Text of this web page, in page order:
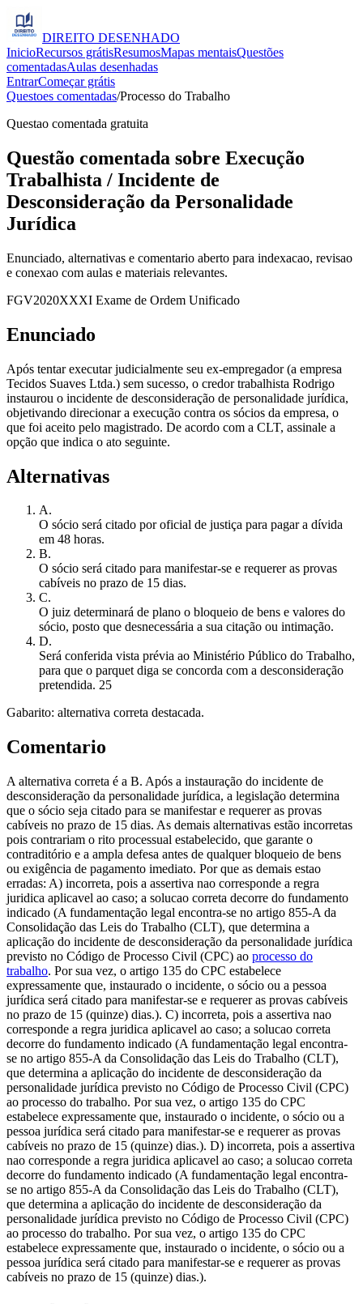
DIREITO DESENHADO
InicioRecursos grátisResumosMapas mentaisQuestões
comentadasAulas desenhadas
EntrarComeçar grátis
Questoes comentadas/Processo do Trabalho
Questao comentada gratuita
Questão comentada sobre Execução
Trabalhista / Incidente de
Desconsideração da Personalidade
Jurídica
Enunciado, alternativas e comentario aberto para indexacao, revisao
e conexao com aulas e materiais relevantes.
FGV2020XXXI Exame de Ordem Unificado
Enunciado
Após tentar executar judicialmente seu ex-empregador (a empresa
Tecidos Suaves Ltda.) sem sucesso, o credor trabalhista Rodrigo
instaurou o incidente de desconsideração de personalidade jurídica,
objetivando direcionar a execução contra os sócios da empresa, o
que foi aceito pelo magistrado. De acordo com a CLT, assinale a
opção que indica o ato seguinte.
Alternativas
A.
O sócio será citado por oficial de justiça para pagar a dívida
em 48 horas.
B.
O sócio será citado para manifestar-se e requerer as provas
cabíveis no prazo de 15 dias.
C.
O juiz determinará de plano o bloqueio de bens e valores do
sócio, posto que desnecessária a sua citação ou intimação.
D.
Será conferida vista prévia ao Ministério Público do Trabalho,
para que o parquet diga se concorda com a desconsideração
pretendida. 25
Gabarito: alternativa correta destacada.
Comentario
A alternativa correta é a B. Após a instauração do incidente de
desconsideração da personalidade jurídica, a legislação determina
que o sócio seja citado para se manifestar e requerer as provas
cabíveis no prazo de 15 dias. As demais alternativas estão incorretas
pois contrariam o rito processual estabelecido, que garante o
contraditório e a ampla defesa antes de qualquer bloqueio de bens
ou exigência de pagamento imediato. Por que as demais estao
erradas: A) incorreta, pois a assertiva nao corresponde a regra
juridica aplicavel ao caso; a solucao correta decorre do fundamento
indicado (A fundamentação legal encontra-se no artigo 855-A da
Consolidação das Leis do Trabalho (CLT), que determina a
aplicação do incidente de desconsideração da personalidade jurídica
previsto no Código de Processo Civil (CPC) ao processo do
trabalho. Por sua vez, o artigo 135 do CPC estabelece
expressamente que, instaurado o incidente, o sócio ou a pessoa
jurídica será citado para manifestar-se e requerer as provas cabíveis
no prazo de 15 (quinze) dias.). C) incorreta, pois a assertiva nao
corresponde a regra juridica aplicavel ao caso; a solucao correta
decorre do fundamento indicado (A fundamentação legal encontra-
se no artigo 855-A da Consolidação das Leis do Trabalho (CLT),
que determina a aplicação do incidente de desconsideração da
personalidade jurídica previsto no Código de Processo Civil (CPC)
ao processo do trabalho. Por sua vez, o artigo 135 do CPC
estabelece expressamente que, instaurado o incidente, o sócio ou a
pessoa jurídica será citado para manifestar-se e requerer as provas
cabíveis no prazo de 15 (quinze) dias.). D) incorreta, pois a assertiva
nao corresponde a regra juridica aplicavel ao caso; a solucao correta
decorre do fundamento indicado (A fundamentação legal encontra-
se no artigo 855-A da Consolidação das Leis do Trabalho (CLT),
que determina a aplicação do incidente de desconsideração da
personalidade jurídica previsto no Código de Processo Civil (CPC)
ao processo do trabalho. Por sua vez, o artigo 135 do CPC
estabelece expressamente que, instaurado o incidente, o sócio ou a
pessoa jurídica será citado para manifestar-se e requerer as provas
cabíveis no prazo de 15 (quinze) dias.).